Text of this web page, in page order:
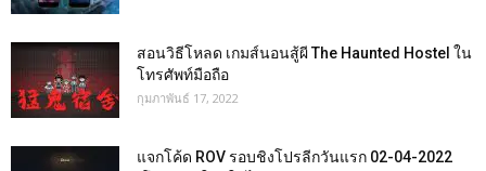
สอนวิธีโหลด เกมส์นอนสู้ผี The Haunted Hostel ใน
โทรศัพท์มือถือ
กุมภาพันธ์ 17, 2022
แจกโค้ด ROV รอบชิงโปรลีกวันแรก 02-04-2022